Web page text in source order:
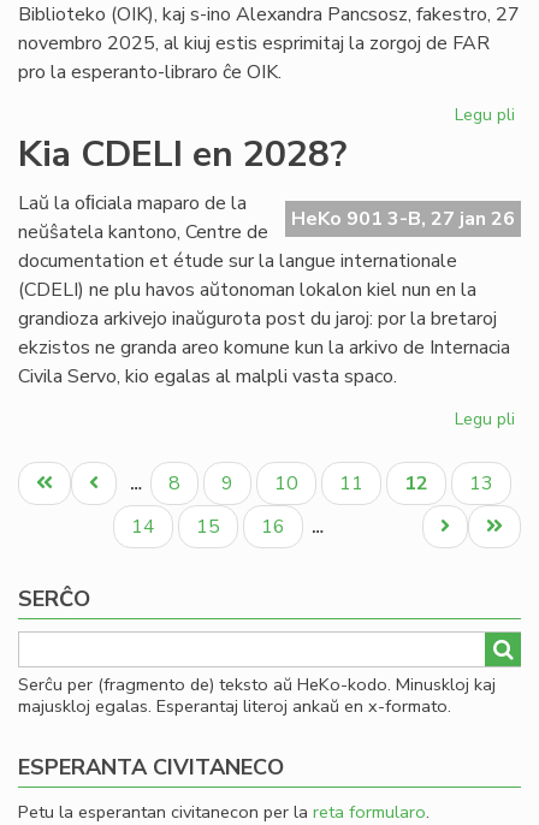
Biblioteko (OIK), kaj s-ino Alexandra Pancsosz, fakestro, 27
novembro 2025, al kiuj estis esprimitaj la zorgoj de FAR
pro la esperanto-libraro ĉe OIK.
Legu pli
Kia CDELI en 2028?
HeKo 901 3-B, 27 jan 26
Laŭ la oﬁciala maparo de la
neŭŝatela kantono, Centre de
documentation et étude sur la langue internationale
(CDELI) ne plu havos aŭtonoman lokalon kiel nun en la
grandioza arkivejo inaŭgurota post du jaroj: por la bretaroj
ekzistos ne granda areo komune kun la arkivo de Internacia
Civila Servo, kio egalas al malpli vasta spaco.
Legu pli
Pagination
Unua
paĝo
Antaŭa
paĝo
… Paĝo
8 Paĝo
9 Paĝo
10 Paĝo
11
Aktuala
paĝo
12 Paĝo
13
Paĝo
14 Paĝo
15 Paĝo
16 …
Last
page
Next
page
SERĈO
Serĉu per (fragmento de) teksto aŭ HeKo-kodo. Minuskloj kaj
majuskloj egalas. Esperantaj literoj ankaŭ en x-formato.
ESPERANTA CIVITANECO
Petu la esperantan civitanecon per la reta formularo.